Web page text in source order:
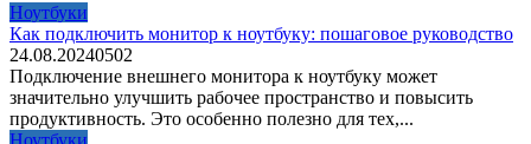
Ноутбуки
Как подключить монитор к ноутбуку: пошаговое руководство
24.08.20240502
Подключение внешнего монитора к ноутбуку может
значительно улучшить рабочее пространство и повысить
продуктивность. Это особенно полезно для тех,...
Ноутбуки